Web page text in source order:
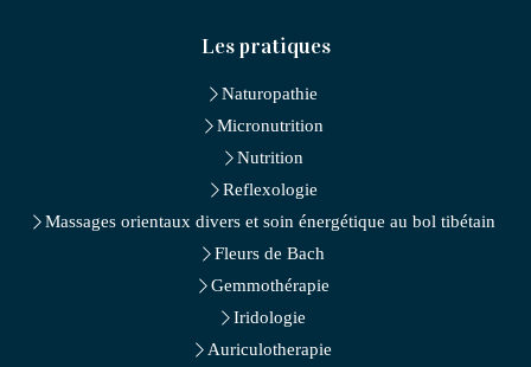
Les pratiques
Naturopathie
Micronutrition
Nutrition
Reflexologie
Massages orientaux divers et soin énergétique au bol tibétain
Fleurs de Bach
Gemmothérapie
Iridologie
Auriculotherapie